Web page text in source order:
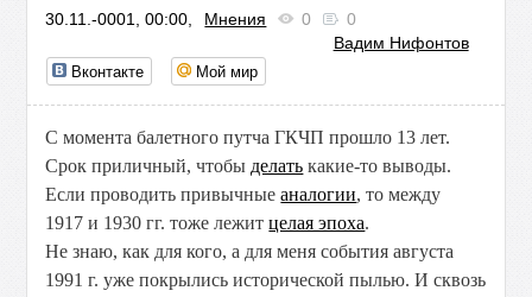
30.11.-0001, 00:00, Мнения 0
0
Вадим Нифонтов
Вконтакте Мой мир
С момента балетного путча ГКЧП прошло 13 лет.
Срок приличный, чтобы делать какие-то выводы.
Если проводить привычныеаналогии, то между
1917 и 1930 гг. тоже лежитцелая эпоха.
Не знаю, как для кого, а для меня события августа
1991 г. уже покрылись исторической пылью. И сквозь